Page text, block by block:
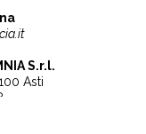
S.r.l.
Asti